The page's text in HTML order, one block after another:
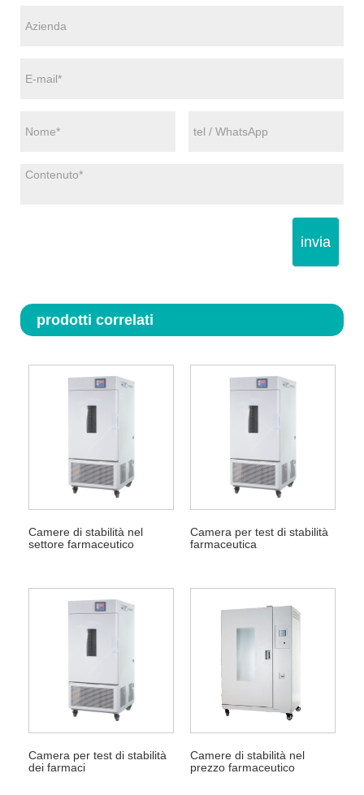
invia
prodotti correlati
Camere di stabilità nel
settore farmaceutico
Camera per test di stabilità
farmaceutica
Camera per test di stabilità
dei farmaci
Camere di stabilità nel
prezzo farmaceutico